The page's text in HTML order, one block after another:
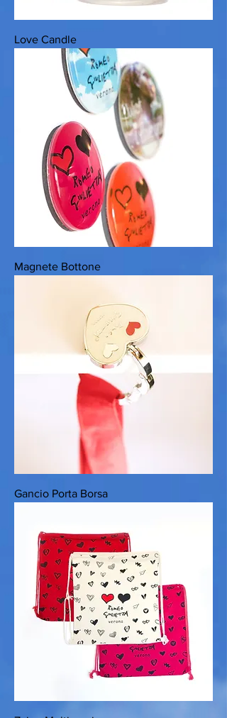
Love Candle
Magnete Bottone
Gancio Porta Borsa